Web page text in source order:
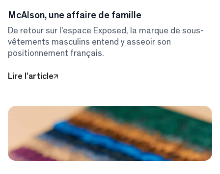
McAlson, une affaire de famille
De retour sur l’espace Exposed, la marque de sous-
vêtements masculins entend y asseoir son
positionnement français.
Lire l’article